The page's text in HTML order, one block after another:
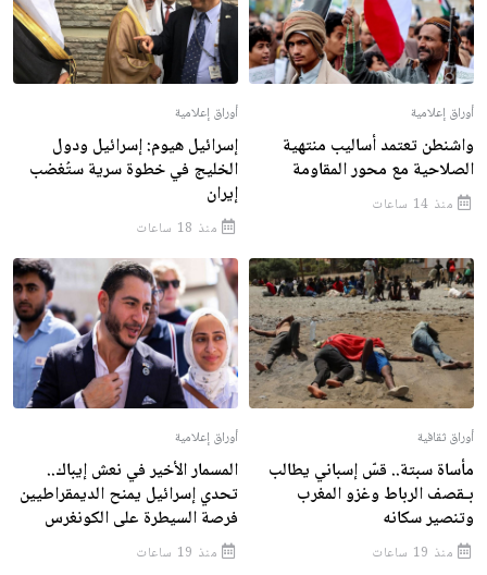
أوراق إعلامية
واشنطن تعتمد أساليب منتهية
الصلاحية مع محور المقاومة
منذ 14 ساعات
أوراق إعلامية
إسرائيل هيوم: إسرائيل ودول
الخليج في خطوة سرية ستُغضب
إيران
منذ 18 ساعات
أوراق ثقافية
مأساة سبتة.. قسّ إسباني يطالب
بـقصف الرباط وغزو المغرب
وتنصير سكانه
منذ 19 ساعات
أوراق إعلامية
المسمار الأخير في نعش إيباك..
تحدي إسرائيل يمنح الديمقراطيين
فرصة السيطرة على الكونغرس
منذ 19 ساعات